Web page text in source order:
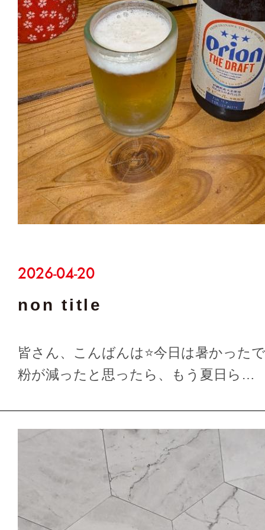
2026-04-20
non title
皆さん、こんばんは⭐今日は暑かった
粉が減ったと思ったら、もう夏日ら…